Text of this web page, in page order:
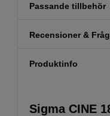
Passande tillbehör
Recensioner &
Produktinfo
Sigma CINE